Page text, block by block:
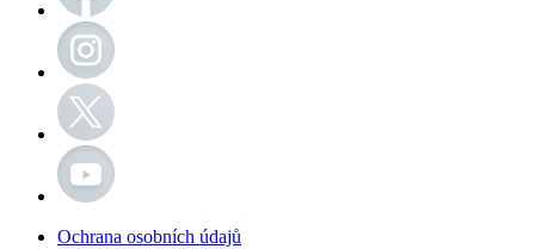
Ochrana osobních údajů